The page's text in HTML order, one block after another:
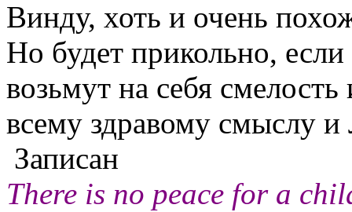
Винду, хоть и очень
Но будет прикольно, если
возьмут на себя
всему здравому смыслу
Записан
There is no peace for a